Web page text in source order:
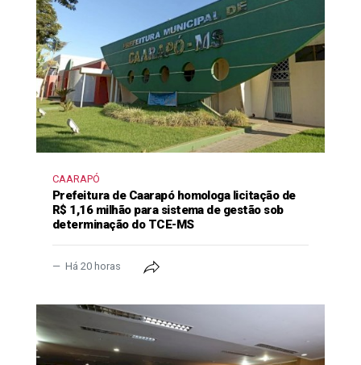
CAARAPÓ
Prefeitura de Caarapó homologa licitação de
R$ 1,16 milhão para sistema de gestão sob
determinação do TCE-MS
Há 20 horas